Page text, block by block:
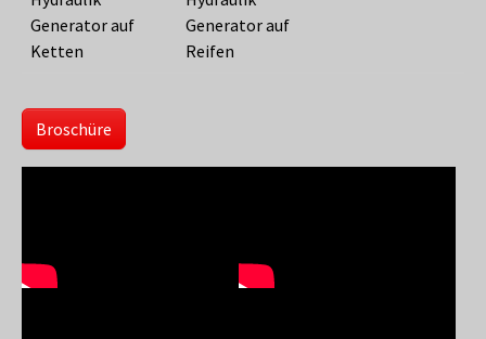
Generator auf
Ketten
Generator auf
Reifen
Broschüre